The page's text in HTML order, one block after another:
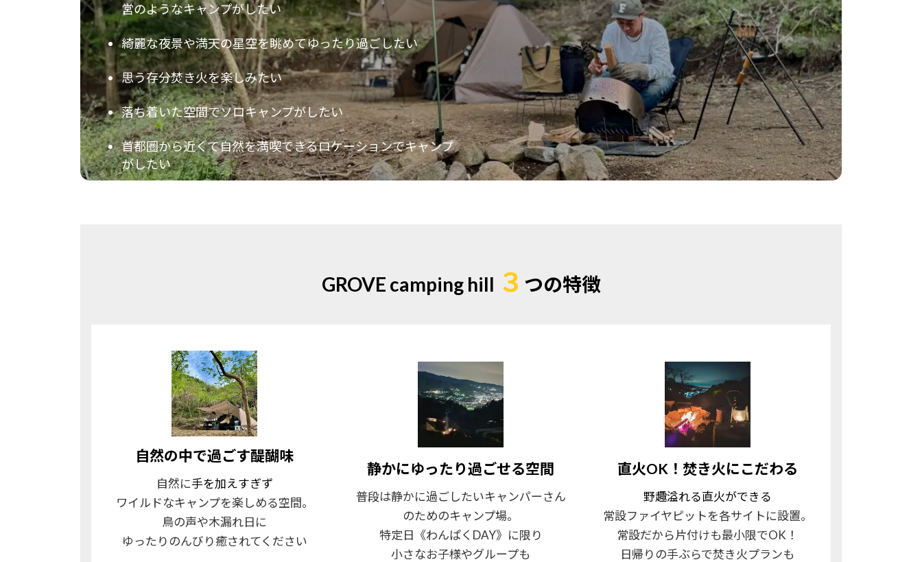
営のようなキャンプがしたい
綺麗な夜景や満天の星空を眺めてゆったり過ごしたい
思う存分焚き火を楽しみたい
落ち着いた空間でソロキャンプがしたい
首都圏から近くて自然を満喫できるロケーションでキャンプ
がしたい
GROVE camping hill ３ つの特徴
自然の中で過ごす醍醐味
自然に手を加えすぎず
ワイルドなキャンプを楽しめる空間。
鳥の声や木漏れ日に
ゆったりのんびり癒されてください
静かにゆったり過ごせる空間
普段は静かに過ごしたいキャンパーさん
のためのキャンプ場。
特定日《わんぱくDAY》に限り
小さなお子様やグループも
直火OK！焚き火にこだわる
野趣溢れる直火ができる
常設ファイヤピットを各サイトに設置。
常設だから片付けも最小限でOK！
日帰りの手ぶらで焚き火プランも